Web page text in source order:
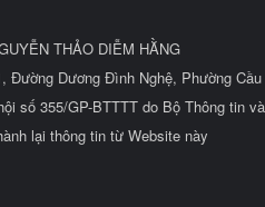
THẢO DIỄM HẰNG
Đường Dương Đình Nghệ, Phường
số 355/GP-BTTTT do Bộ Thông tin
lại thông tin từ Website này